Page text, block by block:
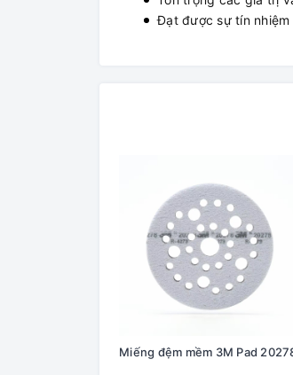
Đạt được sự tín
Miếng đệm mềm 3M Pad